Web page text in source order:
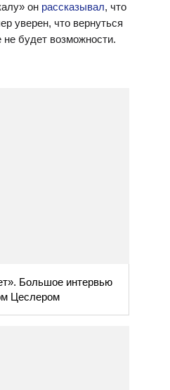
он рассказывал, что
уверен, что вернуться
будет возможности.
Большое интервью
Цеслером